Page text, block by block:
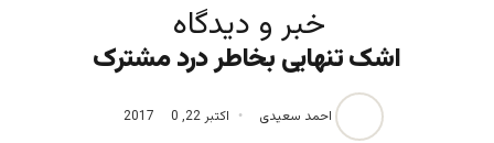
خبر و دیدگاه
اشک تنهایی بخاطر درد مشترک
احمد سعیدی اکتبر 22, 2017
0